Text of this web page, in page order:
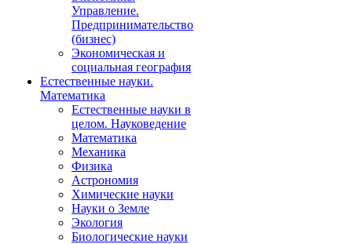
Управление.
Предпринимательство
(бизнес)
Экономическая и
социальная география
Естественные науки.
Математика
Естественные науки в
целом. Науковедение
Математика
Механика
Физика
Астрономия
Химические науки
Науки о Земле
Экология
Биологические науки